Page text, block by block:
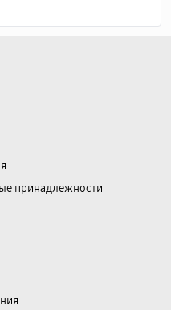
принадлежности